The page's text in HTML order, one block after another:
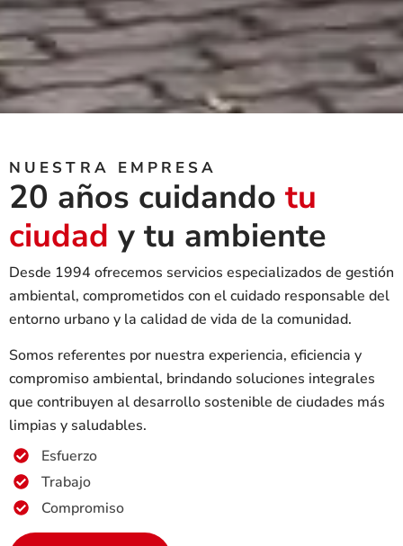
NUESTRA EMPRESA
20 años cuidando tu
ciudad y tu ambiente
Desde 1994 ofrecemos servicios especializados de gestión
ambiental, comprometidos con el cuidado responsable del
entorno urbano y la calidad de vida de la comunidad.
Somos referentes por nuestra experiencia, eficiencia y
compromiso ambiental, brindando soluciones integrales
que contribuyen al desarrollo sostenible de ciudades más
limpias y saludables.
Esfuerzo
Trabajo
Compromiso